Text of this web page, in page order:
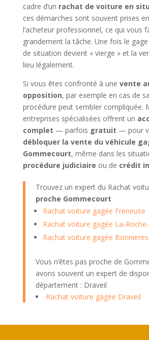
cadre d’un rachat de voiture en
ces démarches sont souvent prises
l’acheteur professionnel, ce qui vous
grandement la tâche. Une fois le
de situation devient « vierge » et la
lieu légalement.
Si vous êtes confronté à une vente
opposition, par exemple en cas de
procédure peut sembler compliquée.
entreprises spécialisées offrent un
complet — parfois gratuit — pour
débloquer la vente du véhicule
Gommecourt, même dans les
procédure judiciaire ou de crédit
Trouvez un expert du Rachat
proche Gommecourt
Rachat voiture gagée Freneuse
Rachat voiture gagée La-
Rachat voiture gagée
Vous n’êtes pas proche de
avons souvent un expert de
département : Draveil
Rachat voiture gagée Draveil